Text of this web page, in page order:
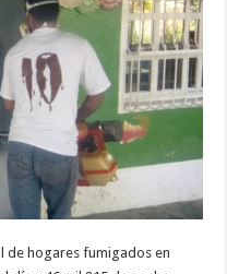
de hogares fumigados en